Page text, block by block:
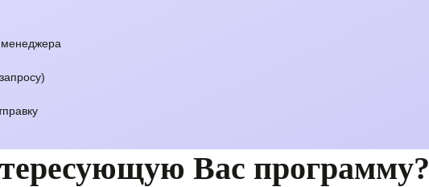
менеджера
Вас программу?